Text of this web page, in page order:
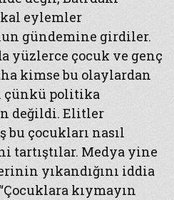
eylemler
gündemine girdiler.
yüzlerce çocuk ve genç
kimse bu olaylardan
çünkü politika
değildi. Elitler
çocukları nasıl
tartıştılar. Medya yine
yıkandığını iddia
kıymayın